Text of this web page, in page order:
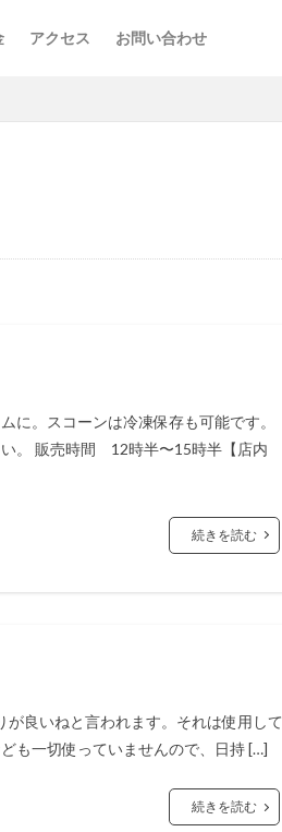
アクセス お問い合わせ
に。スコーンは冷凍保存も可能です。
。 販売時間 12時半〜15時半【店内
続きを読む
良いねと言われます。それは使用して
も一切使っていませんので、日持 […]
続きを読む